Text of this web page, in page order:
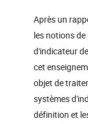
Après un
les notions
d'indicateur
cet
objet de
systèmes
définition et